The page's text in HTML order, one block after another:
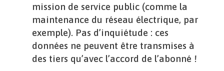
mission de service public (comme la
maintenance du réseau électrique, par
exemple). Pas d’inquiétude : ces
données ne peuvent être transmises à
des tiers qu’avec l’accord de l’abonné !